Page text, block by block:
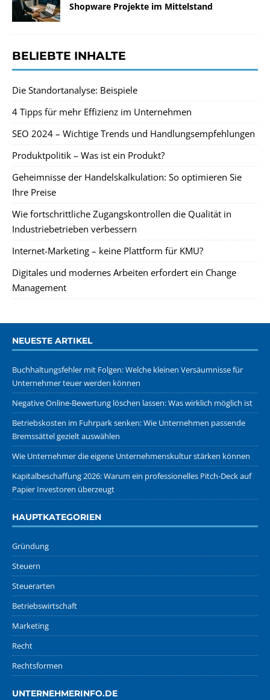
Shopware Projekte im Mittelstand
BELIEBTE INHALTE
Die Standortanalyse: Beispiele
4 Tipps für mehr Effizienz im Unternehmen
SEO 2024 – Wichtige Trends und Handlungsempfehlungen
Produktpolitik – Was ist ein Produkt?
Geheimnisse der Handelskalkulation: So optimieren Sie
Ihre Preise
Wie fortschrittliche Zugangskontrollen die Qualität in
Industriebetrieben verbessern
Internet-Marketing – keine Plattform für KMU?
Digitales und modernes Arbeiten erfordert ein Change
Management
NEUESTE ARTIKEL
Buchhaltungsfehler mit Folgen: Welche kleinen Versäumnisse für
Unternehmer teuer werden können
Negative Online-Bewertung löschen lassen: Was wirklich möglich ist
Betriebskosten im Fuhrpark senken: Wie Unternehmen passende
Bremssättel gezielt auswählen
Wie Unternehmer die eigene Unternehmenskultur stärken können
Kapitalbeschaffung 2026: Warum ein professionelles Pitch-Deck auf
Papier Investoren überzeugt
HAUPTKATEGORIEN
Gründung
Steuern
Steuerarten
Betriebswirtschaft
Marketing
Recht
Rechtsformen
UNTERNEHMERINFO.DE